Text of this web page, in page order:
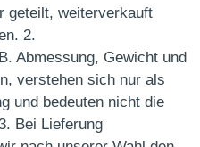
geteilt, weiterverkauft
2.
Abmessung, Gewicht und
verstehen sich nur als
und bedeuten nicht die
Bei Lieferung